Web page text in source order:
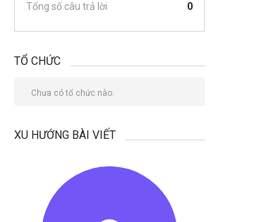
Tổng số câu trả lời
0
TỔ CHỨC
Chưa có tổ chức nào.
XU HƯỚNG BÀI VIẾT